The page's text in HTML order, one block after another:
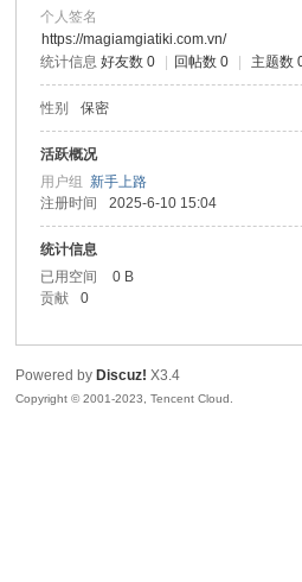
个人签名
https://magiamgiatiki.com.vn/
统计信息 好友数 0 回帖数 0 主题数
性别 保密
活跃概况
用户组新手上路
注册时间
2025-6-10 15:04
统计信息
已用空间
0 B
贡献
0
Powered by Discuz! X3.4
Copyright © 2001-2023, Tencent Cloud.